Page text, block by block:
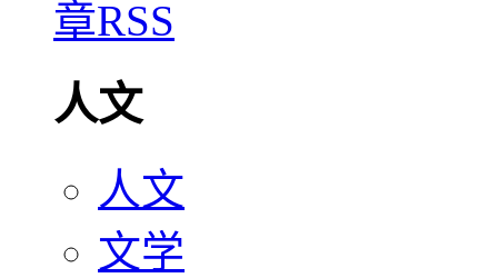
人文
人文
文学